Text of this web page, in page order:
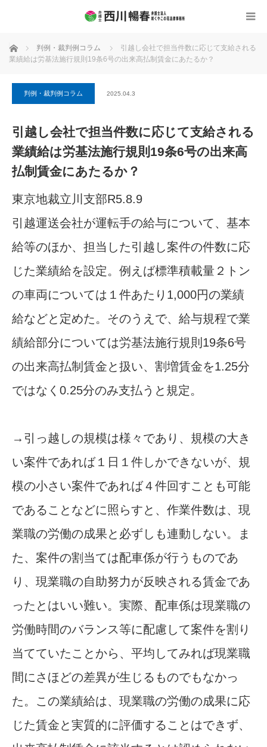
ホーム 判例・裁判例コラム
引越し会社で担当件数に応じて支給される
業績給は労基法施行規則19条6号の出来高払制賃金にあたるか？
判例・裁判例コラム 2025.04.3
引越し会社で担当件数に応じて支給される
業績給は労基法施行規則19条6号の出来高
払制賃金にあたるか？
東京地裁立川支部R5.8.9
引越運送会社が運転手の給与について、基本
給等のほか、担当した引越し案件の件数に応
じた業績給を設定。例えば標準積載量２トン
の車両については１件あたり1,000円の業績
給などと定めた。そのうえで、給与規程で業
績給部分については労基法施行規則19条6号
の出来高払制賃金と扱い、割増賃金を1.25分
ではなく0.25分のみ支払うと規定。
→引っ越しの規模は様々であり、規模の大き
い案件であれば１日１件しかできないが、規
模の小さい案件であれば４件回すことも可能
であることなどに照らすと、作業件数は、現
業職の労働の成果と必ずしも連動しない。ま
た、案件の割当ては配車係が行うものであ
り、現業職の自助努力が反映される賃金であ
ったとはいい難い。実際、配車係は現業職の
労働時間のバランス等に配慮して案件を割り
当てていたことから、平均してみれば現業職
間にさほどの差異が生じるものでもなかっ
た。この業績給は、現業職の労働の成果に応
じた賃金と実質的に評価することはできず、